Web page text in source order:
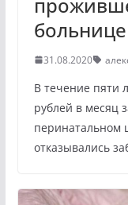
31.08.2020
В течение пяти
рублей в месяц
перинатальном
отказывались